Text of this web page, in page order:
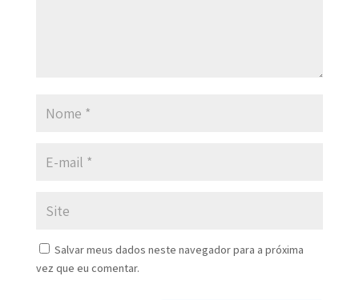
Salvar meus dados neste navegador para a próxima
vez que eu comentar.